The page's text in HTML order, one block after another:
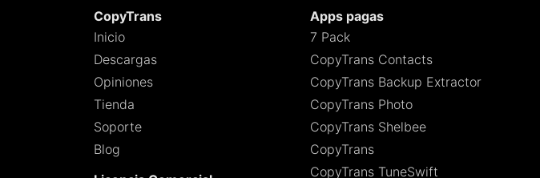
CopyTrans
Inicio
Descargas
Opiniones
Tienda
Soporte
Blog
Apps pagas
7 Pack
CopyTrans Contacts
CopyTrans Backup Extractor
CopyTrans Photo
CopyTrans Shelbee
CopyTrans
CopyTrans TuneSwift